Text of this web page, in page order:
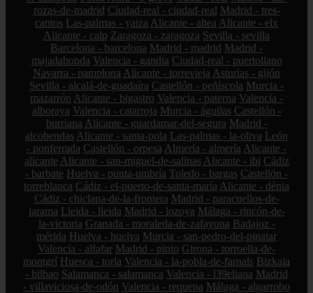
rozas-de-madrid Ciudad-real - ciudad-real Madrid - tres-
cantos Las-palmas - yaiza Alicante - altea Alicante - elx
Alicante - calp Zaragoza - zaragoza Sevilla - sevilla
Barcelona - barcelona Madrid - madrid Madrid -
majadahonda Valencia - gandia Ciudad-real - puertollano
Navarra - pamplona Alicante - torrevieja Asturias - gijón
Sevilla - alcalá-de-guadaíra Castellón - peñíscola Murcia -
mazarrón Alicante - bigastro Valencia - paterna Valencia -
alboraya Valencia - catarroja Murcia - águilas Castellón -
burriana Alicante - guardamar-del-segura Madrid -
alcobendas Alicante - santa-pola Las-palmas - la-oliva León
- ponferrada Castellón - orpesa Almería - almería Alicante -
alicante Alicante - san-miguel-de-salinas Alicante - ibi Cádiz
- barbate Huelva - punta-umbría Toledo - bargas Castellón -
torreblanca Cádiz - el-puerto-de-santa-maría Alicante - dénia
Cádiz - chiclana-de-la-frontera Madrid - paracuellos-de-
jarama Lleida - lleida Madrid - lozoya Málaga - rincón-de-
la-victoria Granada - moraleda-de-zafayona Badajoz -
mérida Huelva - huelva Murcia - san-pedro-del-pinatar
Valencia - alfafar Madrid - pinto Girona - torroella-de-
montgrí Huesca - torla Valencia - la-pobla-de-farnals Bizkaia
- bilbao Salamanca - salamanca Valencia - l39eliana Madrid
- villaviciosa-de-odón Valencia - requena Málaga - algarrobo